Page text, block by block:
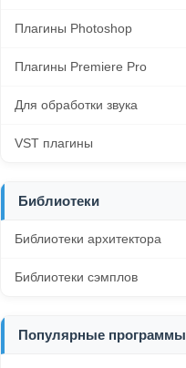
Плагины Photoshop
Плагины Premiere Pro
Для обработки звука
VST плагины
Библиотеки
Библиотеки архитектора
Библиотеки сэмплов
Популярные программы